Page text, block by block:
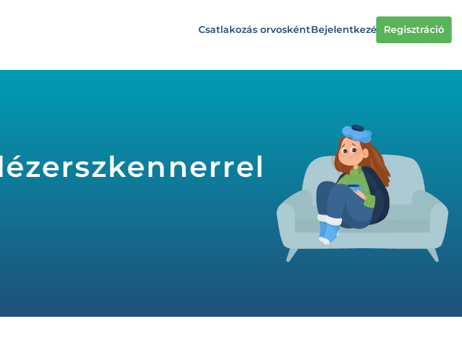
Csatlakozás orvoskéntBejelentkezés Regisztráció